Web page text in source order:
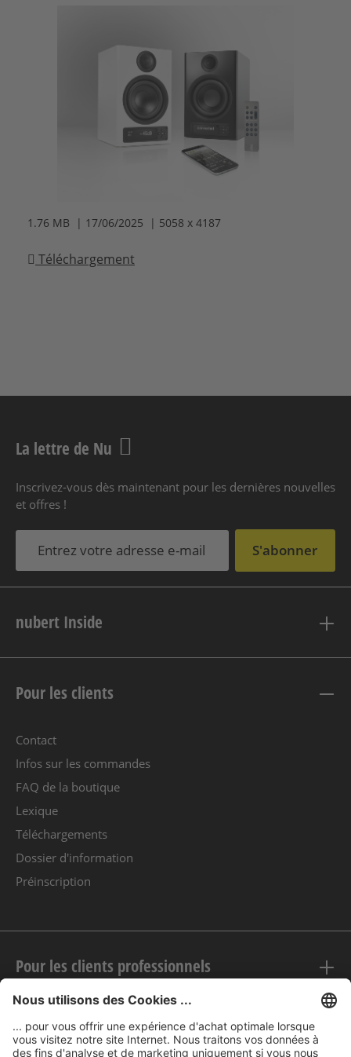
1.76 MB | 17/06/2025 | 5058 x 4187
Téléchargement
La lettre de Nu
Inscrivez-vous dès maintenant pour les dernières nouvelles
et offres !
S'abonner
nubert Inside
Pour les clients
Contact
Infos sur les commandes
FAQ de la boutique
Lexique
Téléchargements
Dossier d'information
Préinscription
Pour les clients professionnels
Mentions légales